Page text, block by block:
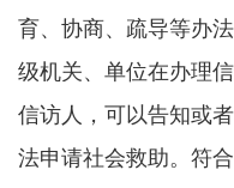
育、协商、疏导等办
级机关、单位在办理
信访人，可以告知或
法申请社会救助。符